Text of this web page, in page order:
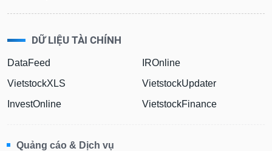
DỮ LIỆU TÀI CHÍNH
DataFeed
VietstockXLS
InvestOnline
IROnline
VietstockUpdater
VietstockFinance
Quảng cáo & Dịch vụ